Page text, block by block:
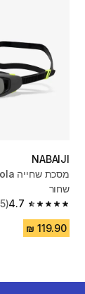
NABAIJI
שחור
4.7
4.7 out of 5 stars from 35 reviews
(35)